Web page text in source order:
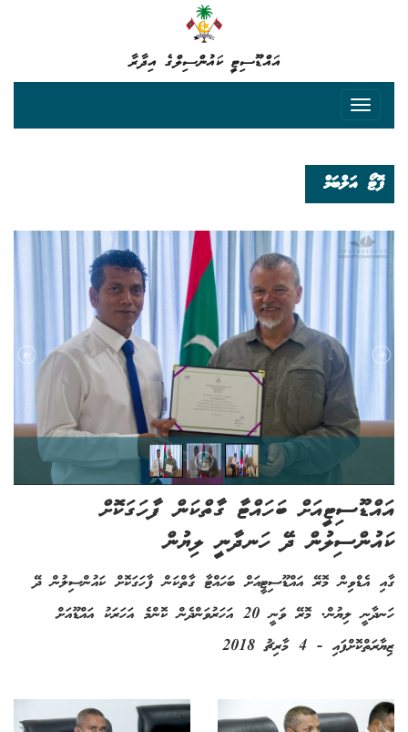
އައްޑޫސިޓީ ކައުންސިލްގެ އިދާރާ
ފޮޓޯ އަލްބަމް
އައްޑޫސިޓީއަށް ބަހައްޓާ ގާތްކަން ފާހަގަކޮށް
ކައުންސިލުން ދޭ ހަނދާނީ ލިޔުން
ގާއި އެޑްވިން މޮރޭ އައްޑޫސިޓީއަށް ބަހައްޓާ ގާތްކަން ފާހަގަކޮށް ކައުންސިލުން ދޭ
ހަނދާނީ ލިޔުން. މޮރޭ ވަނީ 20 އަހަރުވަންދެން ކޮންމެ އަހަރަކު އައްޑޫއަށް
ޒިޔާރަތްކޮށްފައި - 4 މާރިޗު 2018